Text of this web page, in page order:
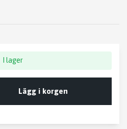
I lager
Lägg i korgen